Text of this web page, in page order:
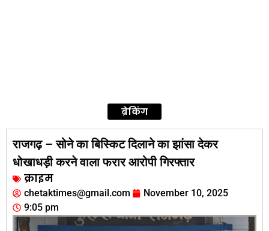
ब्रेकिंग
राजगढ़ – सोने का बिस्किट दिलाने का झांसा देकर
धोखाधड़ी करने वाला फरार आरोपी गिरफ्तार
क्राइम
chetaktimes@gmail.com
November 10, 2025
9:05 pm